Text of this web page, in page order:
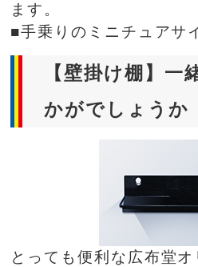
ます。
■手乗りのミニチュアサ
【壁掛け棚】一
かがでしょうか
とっても便利な広布堂